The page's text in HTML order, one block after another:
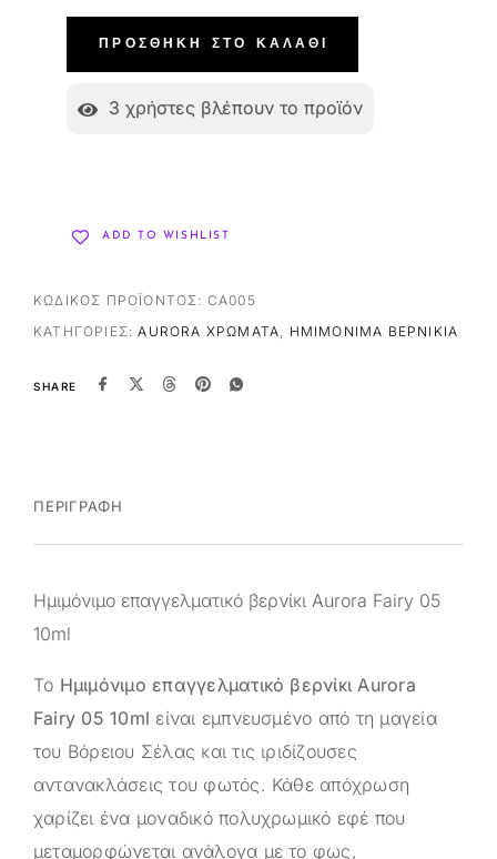
ΠΡΟΣΘΉΚΗ ΣΤΟ ΚΑΛΆΘΙ
3 χρήστες βλέπουν το προϊόν
ADD TO WISHLIST
ΚΩΔΙΚΌΣ ΠΡΟΪΌΝΤΟΣ: CA005
ΚΑΤΗΓΟΡΊΕΣ:AURORA ΧΡΏΜΑΤΑ ΗΜΙΜΌΝΙΜΑ ΒΕΡΝΊΚΙΑ
SHARE
ΠΕΡΙΓΡΑΦΉ
Ημιμόνιμο επαγγελματικό βερνίκι Aurora Fairy 05
10ml
Το Ημιμόνιμο επαγγελματικό βερνίκι Aurora
Fairy 05 10ml είναι εμπνευσμένο από τη μαγεία
του Βόρειου Σέλας και τις ιριδίζουσες
αντανακλάσεις του φωτός. Κάθε απόχρωση
χαρίζει ένα μοναδικό πολυχρωμικό εφέ που
μεταμορφώνεται ανάλογα με το φως,